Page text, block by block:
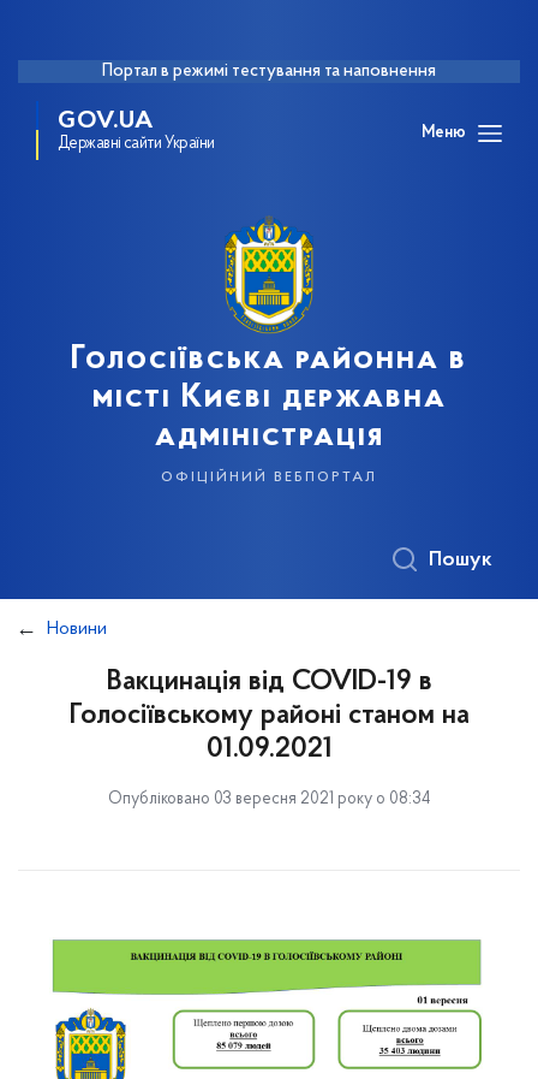
Портал в режимі тестування та наповнення
GOV.UA
Державні сайти України
Меню
Голосіївська районна в
місті Києві державна
адміністрація
офіційний вебпортал
Пошук
Новини
Вакцинація від COVID-19 в
Голосіївському районі станом на
01.09.2021
Опубліковано 03 вересня 2021 року о 08:34